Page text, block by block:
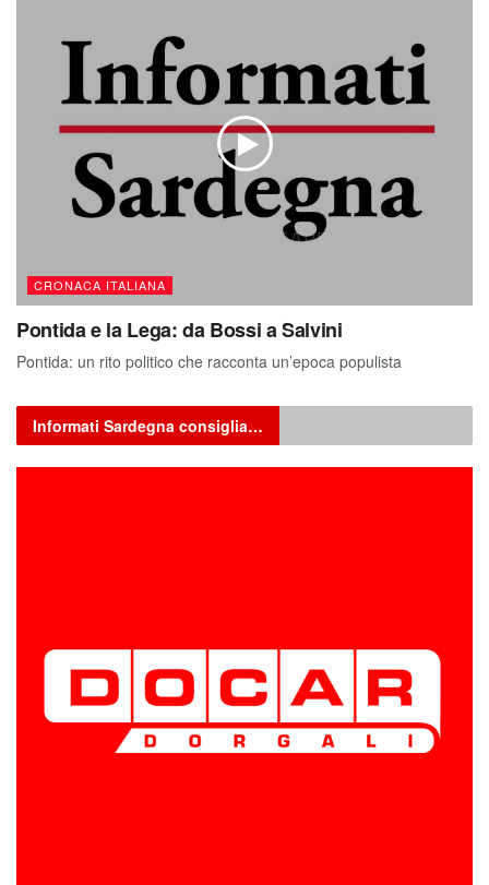
CRONACA ITALIANA
Pontida e la Lega: da Bossi a Salvini
Pontida: un rito politico che racconta un’epoca populista
Informati Sardegna consiglia…